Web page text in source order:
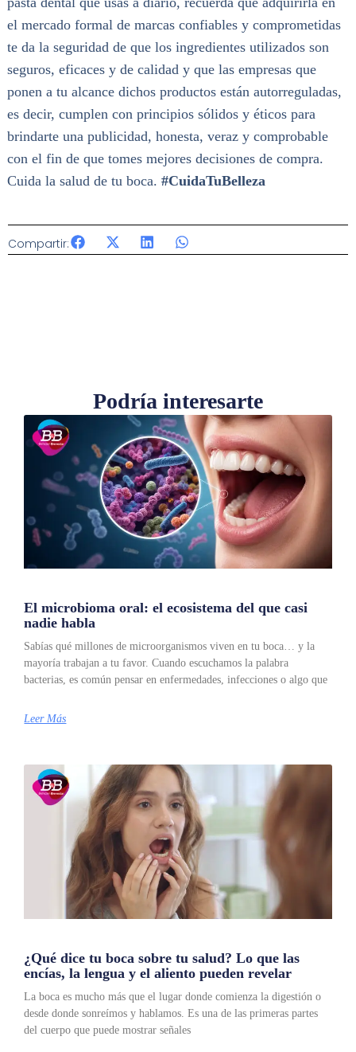
el mercado formal de marcas confiables y comprometidas
te da la seguridad de que los ingredientes utilizados son
seguros, eficaces y de calidad y que las empresas que
ponen a tu alcance dichos productos están autorreguladas,
es decir, cumplen con principios sólidos y éticos para
brindarte una publicidad, honesta, veraz y comprobable
con el fin de que tomes mejores decisiones de compra.
Cuida la salud de tu boca. #CuidaTuBelleza
Compartir:
Podría interesarte
El microbioma oral: el ecosistema del que casi
nadie habla
Sabías qué millones de microorganismos viven en tu boca… y la
mayoría trabajan a tu favor. Cuando escuchamos la palabra
bacterias, es común pensar en enfermedades, infecciones o algo que
Leer Más
¿Qué dice tu boca sobre tu salud? Lo que las
encías, la lengua y el aliento pueden revelar
La boca es mucho más que el lugar donde comienza la digestión o
desde donde sonreímos y hablamos. Es una de las primeras partes
del cuerpo que puede mostrar señales